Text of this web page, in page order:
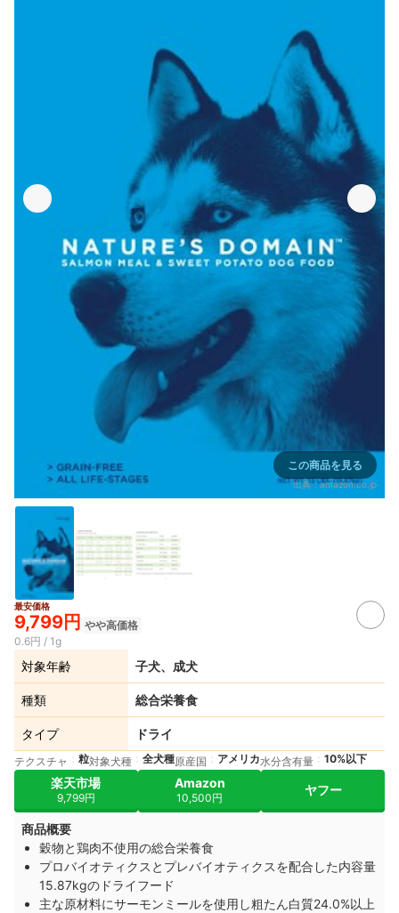
この商品を見る
出典：amazon.co.jp
最安価格
9,799円 やや高価格
0.6円 / 1g
対象年齢 子犬、成犬
種類 総合栄養食
タイプ ドライ
テクスチャ 粒対象犬種 全犬種原産国 アメリカ水分含有量 10%以下
楽天市場
9,799円
Amazon
10,500円
ヤフー
商品概要
穀物と鶏肉不使用の総合栄養食
プロバイオティクスとプレバイオティクスを配合した内容量
15.87kgのドライフード
主な原材料にサーモンミールを使用し粗たん白質24.0%以上